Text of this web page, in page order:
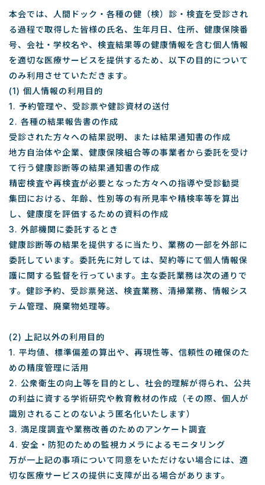
本会では、人間ドック・各種の健（検）診・検査を受診され
る過程で取得した皆様の氏名、生年月日、住所、健康保険番
号、会社・学校名や、検査結果等の健康情報を含む個人情報
を適切な医療サービスを提供するため、以下の目的について
のみ利用させていただきます。
(1) 個人情報の利用目的
1. 予約管理や、受診票や健診資材の送付
2. 各種の結果報告書の作成
受診された方々への結果説明、または結果通知書の作成
地方自治体や企業、健康保険組合等の事業者から委託を受け
て行う健康診断等の結果通知書の作成
精密検査や再検査が必要となった方々への指導や受診勧奨
集団における、年齢、性別等の有所見率や精検率等を算出
し、健康度を評価するための資料の作成
3. 外部機関に委託するとき
健康診断等の結果を提供するに当たり、業務の一部を外部に
委託しています。委託先に対しては、契約等にて個人情報保
護に関する監督を行っています。主な委託業務は次の通りで
す。健診予約、受診票発送、検査業務、清掃業務、情報シス
テム管理、廃棄物処理等。
(2) 上記以外の利用目的
1. 平均値、標準偏差の算出や、再現性等、信頼性の確保のた
めの精度管理に活用
2. 公衆衛生の向上等を目的とし、社会的理解が得られ、公共
の利益に資する学術研究や教育教材の作成（その際、個人が
識別されることのないよう匿名化いたします）
3. 満足度調査や業務改善のためのアンケート調査
4. 安全・防犯のための監視カメラによるモニタリング
万が一上記の事項について同意をいただけない場合には、適
切な医療サービスの提供に支障が出る場合があります。